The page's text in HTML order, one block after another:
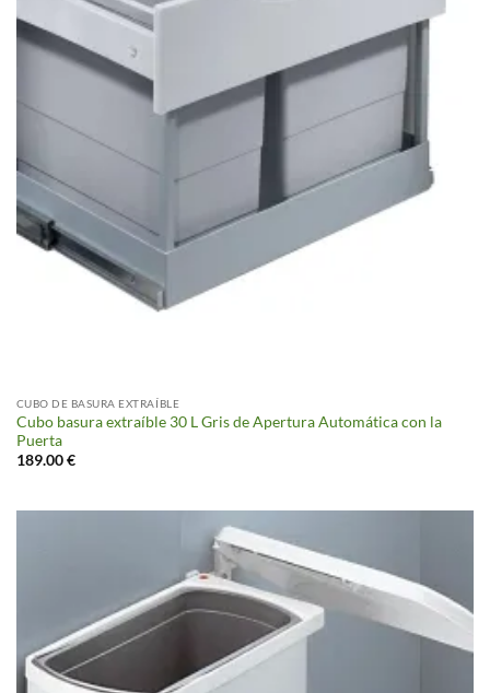
CUBO DE BASURA EXTRAÍBLE
Cubo basura extraíble 30 L Gris de Apertura Automática con la
Puerta
189.00€